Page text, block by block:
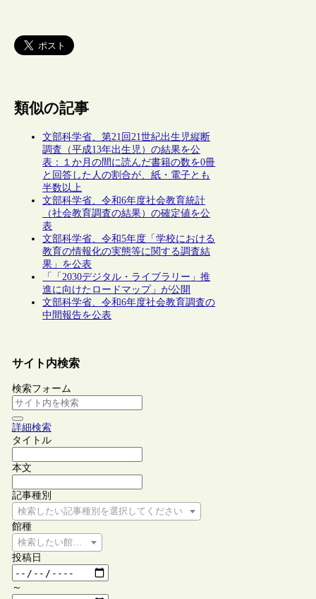
類似の記事
文部科学省、第21回21世紀出生児縦断
調査（平成13年出生児）の結果を公
表：１か月の間に読んだ書籍の数を0冊
と回答した人の割合が、紙・電子とも
半数以上
文部科学省、令和6年度社会教育統計
（社会教育調査の結果）の確定値を公
表
文部科学省、令和5年度「学校における
教育の情報化の実態等に関する調査結
果」を公表
「「2030デジタル・ライブラリー」推
進に向けたロードマップ」が公開
文部科学省、令和6年度社会教育調査の
中間報告を公表
サイト内検索
検索フォーム
詳細検索
タイトル
本文
記事種別
検索したい記事種別を選択してください
館種
検索したい館種を選択してください
投稿日
～